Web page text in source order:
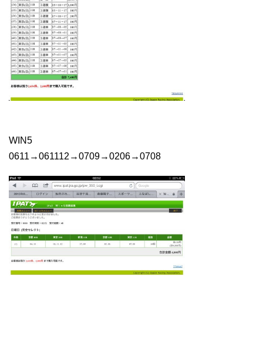
WIN5
0611→061112→0709→0206→0708